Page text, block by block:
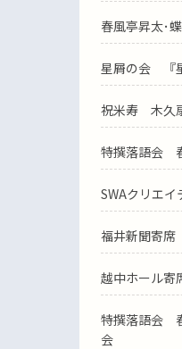
春風亭昇太･
星屑の会 『
祝米寿 木久
特撰落語会
SWAクリエ
福井新聞寄
越中ホール
特撰落語会
会